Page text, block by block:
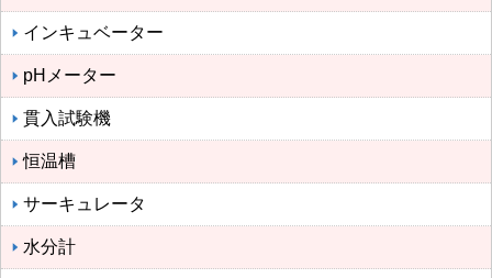
インキュベーター
pHメーター
貫入試験機
恒温槽
サーキュレータ
水分計